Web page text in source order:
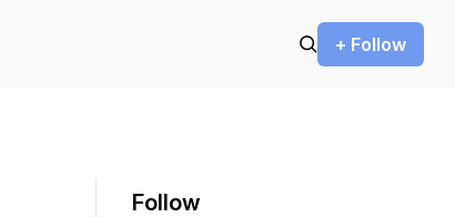
+ Follow
Follow